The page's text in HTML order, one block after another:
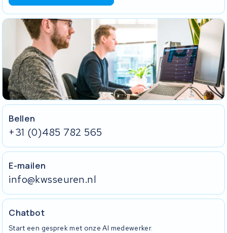
Bellen
+31 (0)485 782 565
E-mailen
info@kwsseuren.nl
Chatbot
Start een gesprek met onze AI medewerker.